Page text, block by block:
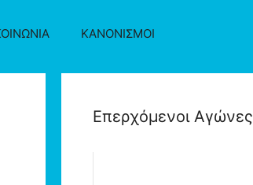
ΚΑΝΟΝΙΣΜΟΙ
Επερχόμενοι Αγώνες